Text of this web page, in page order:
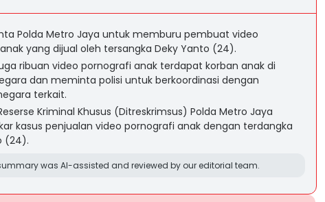
Polda Metro Jaya untuk memburu pembuat video
yang dijual oleh tersangka Deky Yanto (24).
ribuan video pornografi anak terdapat korban anak di
dan meminta polisi untuk berkoordinasi dengan
terkait.
Kriminal Khusus (Ditreskrimsus) Polda Metro Jaya
kasus penjualan video pornografi anak dengan terdangka
(24).
was AI-assisted and reviewed by our editorial team.